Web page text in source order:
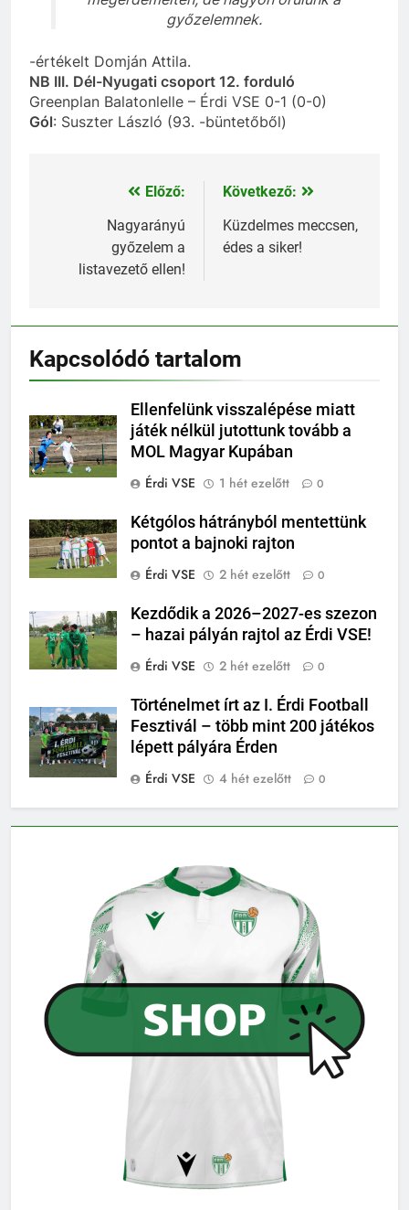
győzelemnek.
-értékelt Domján Attila.
NB III. Dél-Nyugati csoport 12. forduló
Greenplan Balatonlelle – Érdi VSE 0-1 (0-0)
Gól: Suszter László (93. -büntetőből)
Bejegyzés
navigáció
Előző:
Nagyarányú
győzelem a
listavezető ellen!
Következő:
Küzdelmes meccsen,
édes a siker!
Kapcsolódó tartalom
Ellenfelünk visszalépése miatt
játék nélkül jutottunk tovább a
MOL Magyar Kupában
Érdi VSE
1 hét ezelőtt 0
Kétgólos hátrányból mentettünk
pontot a bajnoki rajton
Érdi VSE
2 hét ezelőtt 0
Kezdődik a 2026–2027-es szezon
– hazai pályán rajtol az Érdi VSE!
Érdi VSE
2 hét ezelőtt 0
Történelmet írt az I. Érdi Football
Fesztivál – több mint 200 játékos
lépett pályára Érden
Érdi VSE
4 hét ezelőtt 0